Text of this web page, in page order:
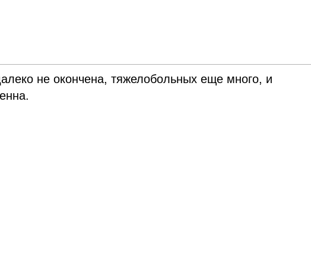
не окончена, тяжелобольных еще много, и